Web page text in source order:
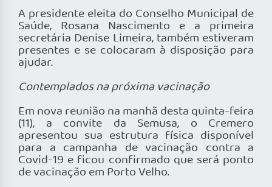
A presidente eleita do Conselho Municipal de
Saúde, Rosana Nascimento e a primeira
secretária Denise Limeira, também estiveram
presentes e se colocaram à disposição para
ajudar.
Contemplados na próxima vacinação
Em nova reunião na manhã desta quinta-feira
(11), a convite da Semusa, o Cremero
apresentou sua estrutura física disponível
para a campanha de vacinação contra a
Covid-19 e ficou confirmado que será ponto
de vacinação em Porto Velho.